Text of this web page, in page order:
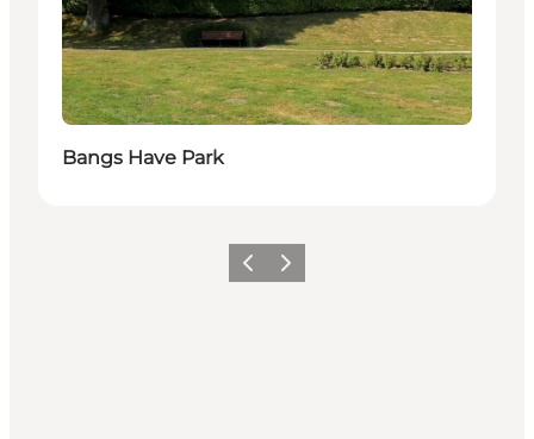
Bangs Have Park
ZurückWeiter